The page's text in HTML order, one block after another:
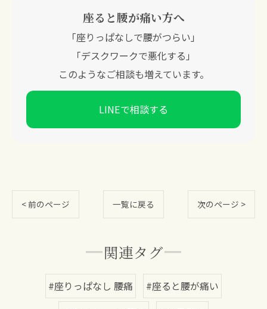
座ると腰が痛い方へ
「座りっぱなしで腰がつらい」
「デスクワークで悪化する」
このようなご相談も増えています。
LINEで相談する
< 前のページ 一覧に戻る 次のページ >
関連タグ
#座りっぱなし 腰痛
#座ると腰が痛い